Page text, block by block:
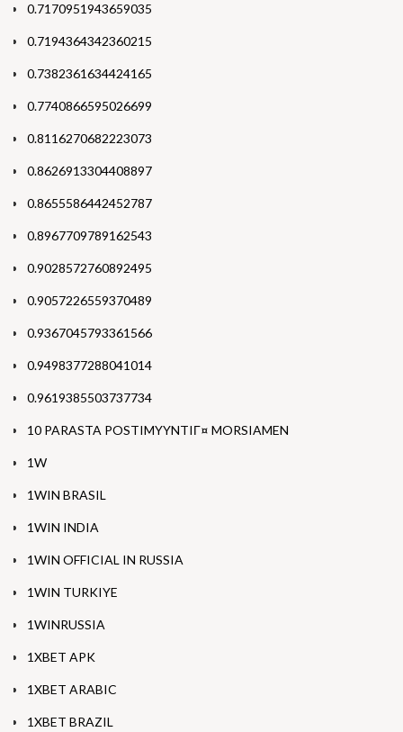
0.7170951943659035
0.7194364342360215
0.7382361634424165
0.7740866595026699
0.8116270682223073
0.8626913304408897
0.8655586442452787
0.8967709789162543
0.9028572760892495
0.9057226559370489
0.9367045793361566
0.9498377288041014
0.9619385503737734
10 PARASTA POSTIMYYNTIГ¤ MORSIAMEN
1W
1WIN BRASIL
1WIN INDIA
1WIN OFFICIAL IN RUSSIA
1WIN TURKIYE
1WINRUSSIA
1XBET APK
1XBET ARABIC
1XBET BRAZIL